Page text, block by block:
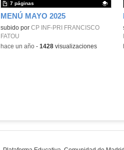
MENÚ MAYO 2025
Contenido educativo.
subido por CP INF-PRI FRANCISCO
FATOU
7 páginas
-hace un año- 1428visualizaciones